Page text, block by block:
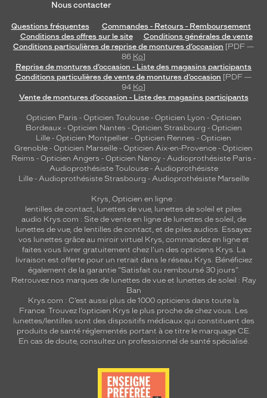
Nous contacter
Questions fréquentes
Commandes - Retours - Remboursement
Conditions des offres sur le site
Conditions générales de vente
Conditions particulières de reprise de montures d’occasion [PDF —
86 Ko]
Reprise de montures d’occasion - Liste des magasins participants
Conditions particulières de vente de montures d’occasion [PDF —
94 Ko]
Vente de montures d’occasion - Liste des magasins participants
Opticien Paris - Opticien Toulouse- Opticien Lyon - Opticien
Bordeaux- Opticien Nantes - Opticien Strasbourg - Opticien
Lille - Opticien Montpellier - Opticien Rennes - Opticien
Grenoble - Opticien Marseille - Opticien Aix-en-Provence - Opticien
Reims - Opticien Angers - Opticien Nancy - Audioprothésiste Paris -
Audioprothésiste Toulouse- Audioprothésiste
Lille- Audioprothésiste Strasbourg - Audioprothésiste Marseille
Krys, Opticien en ligne :
lentilles de contact, lunettes de vue, lunettes de soleil et piles
audio Krys.com : Site de vente en ligne de lunettes de soleil, de
lunettes de vue, de lentilles de contact, et de piles audios. Essayez
vos lunettes grâce au miroir virtuel Krys, commandez en ligne et
faites vous livrer gratuitement chez l'un des opticiens Krys. La
livraison est offerte pour un retrait dans le réseau Krys. Bénéficiez
également de la garantie "Satisfait ou remboursé 30 jours".
Retrouvez nos marques de lunettes de vue et lunettes de soleil : Ray
Ban
Krys.com : C’est aussi plus de 1000 opticiens dans toute la
France. Trouvez l’opticien Krys le plus proche de chez vous. Les
lunettes/lentilles sont des dispositifs médicaux qui constituent des
produits de santé réglementés portant à ce titre le marquage CE.
En cas de doute, consultez un professionnel de santé spécialisé.